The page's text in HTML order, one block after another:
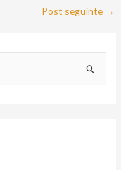
Post seguinte →